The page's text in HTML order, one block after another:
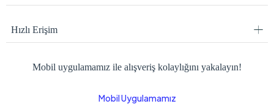
Hızlı Erişim
Mobil uygulamamız ile alışveriş kolaylığını yakalayın!
Mobil Uygulamamız